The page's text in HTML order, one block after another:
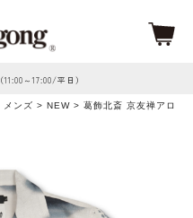
（11:00～17:00/平日）
メンズ > NEW > 葛飾北斎 京友禅アロ